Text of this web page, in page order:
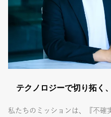
テクノロジーで切り拓く
私たちのミッションは、『不確